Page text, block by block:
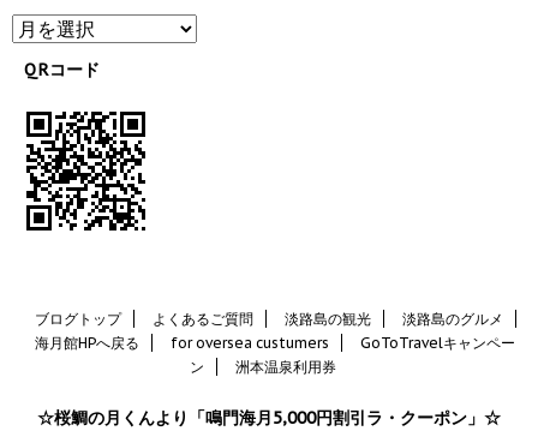
QRコード
ブログトップ よくあるご質問 淡路島の観光
淡路島のグルメ
海月館HPへ戻る
for oversea custumers
GoToTravelキャンペー
ン
洲本温泉利用券
☆桜鯛の月くんより「鳴門海月5,000円割引ラ・クーポン」☆